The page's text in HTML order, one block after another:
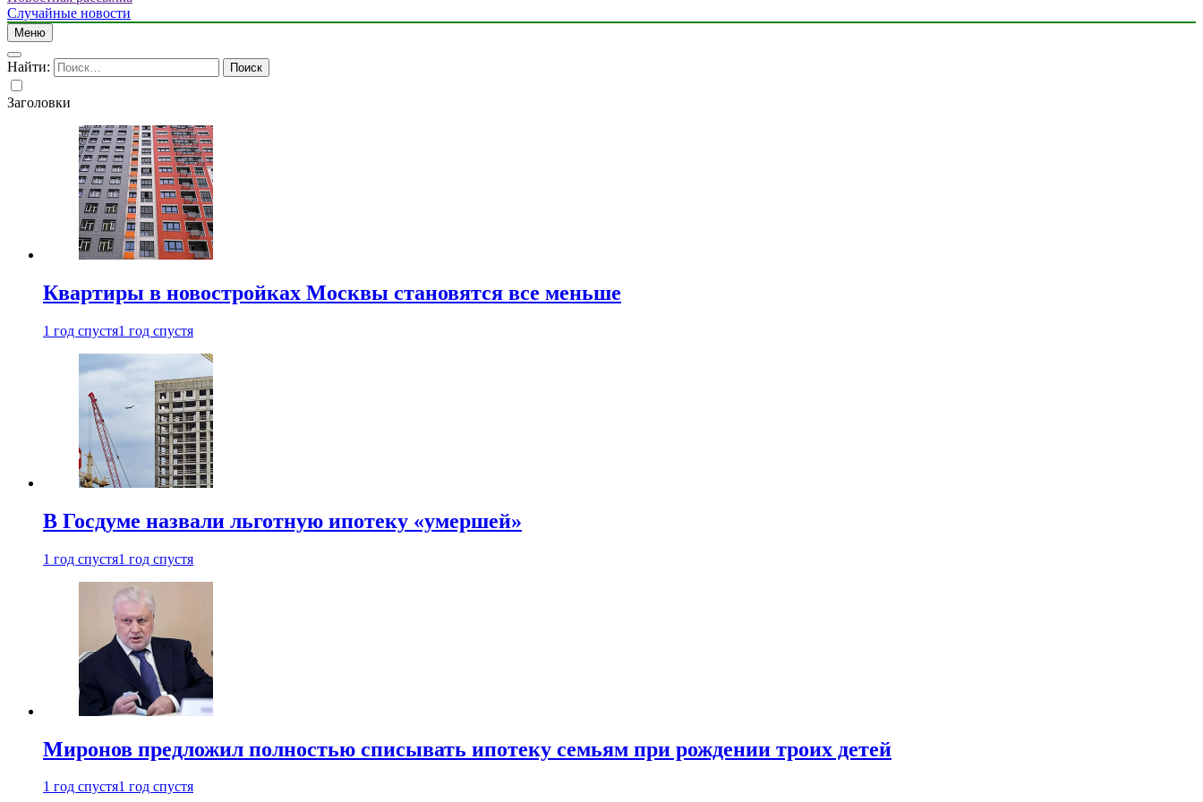
Случайные новости
Меню
Найти:
Заголовки
Квартиры в новостройках Москвы становятся все меньше
1 год спустя1 год спустя
В Госдуме назвали льготную ипотеку «умершей»
1 год спустя1 год спустя
Миронов предложил полностью списывать ипотеку семьям при рождении троих детей
1 год спустя1 год спустя